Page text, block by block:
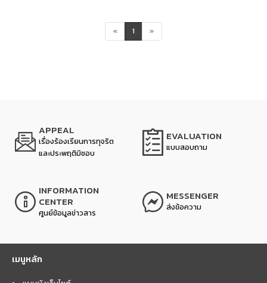
« 1 »
APPEAL
เรื่องร้องเรียนการทุจริต
และประพฤติมิชอบ
EVALUATION
แบบสอบถาม
INFORMATION
CENTER
ศูนย์ข้อมูลข่าวสาร
MESSENGER
ส่งข้อความ
เมนูหลัก